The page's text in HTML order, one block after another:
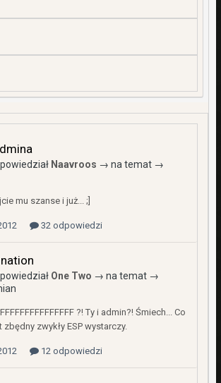
Naavroos → na temat →
mu szanse i już... ;]
32 odpowiedzi
One Two → na temat →
?! Ty i admin?! Śmiech... Co
zwykły ESP wystarczy.
12 odpowiedzi